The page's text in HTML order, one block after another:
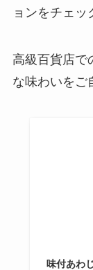
ョンをチェッ
高級百貨店で
な味わいをご
味付あわ